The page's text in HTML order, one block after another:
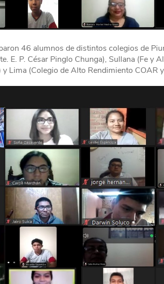
46 alumnos de distintos colegios de
E. P. César Pinglo Chunga), Sullana (Fe y
Lima (Colegio de Alto Rendimiento COAR